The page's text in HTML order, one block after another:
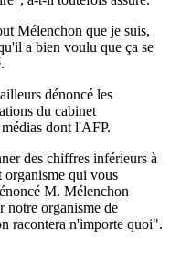
Mélenchon que je suis,
a bien voulu que ça se
dénoncé les
du cabinet
dont l'AFP.
des chiffres inférieurs à
organisme qui vous
M. Mélenchon
notre organisme de
racontera n'importe quoi".